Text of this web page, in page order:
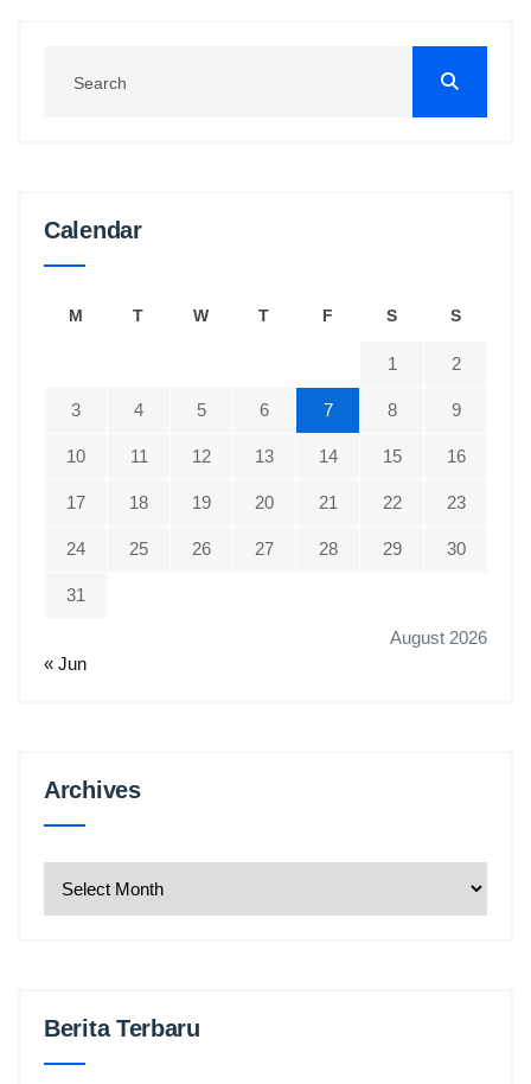
Calendar
August 2026
M T W T F S S
1 2
3 4 5 6 7 8 9
10 11 12 13 14 15 16
17 18 19 20 21 22 23
24 25 26 27 28 29 30
31
« Jun
ArchivesArchives
Berita Terbaru